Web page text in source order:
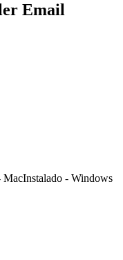
Email
MacInstalado - Windows